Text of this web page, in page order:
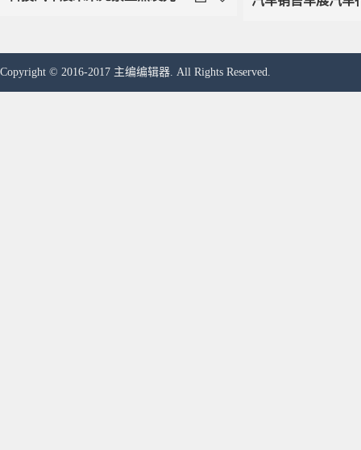
Copyright © 2016-2017 主编编辑器. All Rights Reserved.